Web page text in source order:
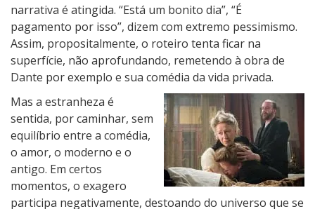
narrativa é atingida. “Está um bonito dia”, “É
pagamento por isso”, dizem com extremo pessimismo.
Assim, propositalmente, o roteiro tenta ficar na
superfície, não aprofundando, remetendo à obra de
Dante por exemplo e sua comédia da vida privada.
Mas a estranheza é
sentida, por caminhar, sem
equilíbrio entre a comédia,
o amor, o moderno e o
antigo. Em certos
momentos, o exagero
participa negativamente, destoando do universo que se